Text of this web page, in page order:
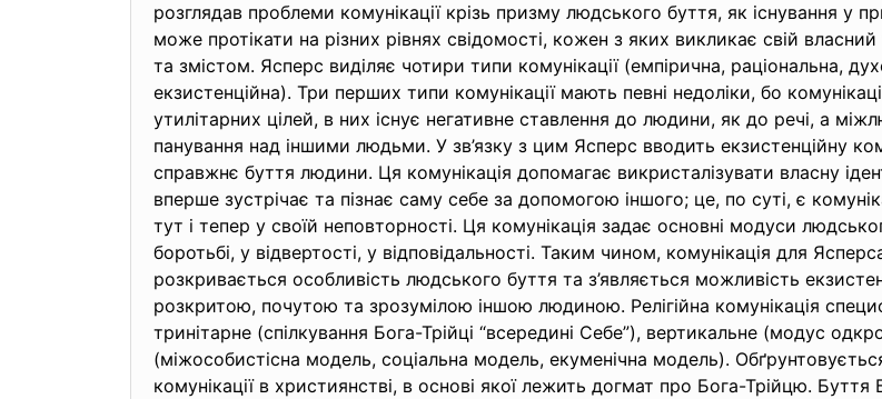
розглядав проблеми комунікації крізь призму людського буття, як існування у
може протікати на різних рівнях свідомості, кожен з яких викликає свій
та змістом. Ясперс виділяє чотири типи комунікації (емпірична, раціональна,
екзистенційна). Три перших типи комунікації мають певні недоліки, бо
утилітарних цілей, в них існує негативне ставлення до людини, як до речі, а
панування над іншими людьми. У зв’язку з цим Ясперс вводить екзистенційну
справжнє буття людини. Ця комунікація допомагає викристалізувати власну
вперше зустрічає та пізнає саму себе за допомогою іншого; це, по суті, є
тут і тепер у своїй неповторності. Ця комунікація задає основні модуси
боротьбі, у відвертості, у відповідальності. Таким чином, комунікація для
розкривається особливість людського буття та з’являється можливість
розкритою, почутою та зрозумілою іншою людиною. Релігійна комунікація
тринітарне (спілкування Бога-Трійці “всередині Себе”), вертикальне (модус
(міжособистісна модель, соціальна модель, екуменічна модель).
комунікації в християнстві, в основі якої лежить догмат про Бога-Трійцю. Буття